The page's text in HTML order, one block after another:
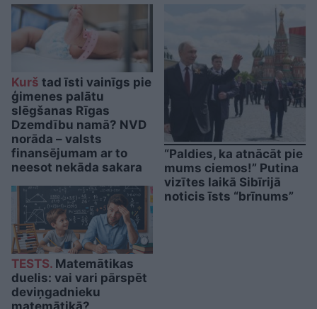
Kurš tad īsti vainīgs pie
ģimenes palātu
slēgšanas Rīgas
Dzemdību namā? NVD
norāda – valsts
finansējumam ar to
neesot nekāda sakara
TESTS. Matemātikas
duelis: vai vari pārspēt
deviņgadnieku
matemātikā?
“Paldies, ka atnācāt pie
mums ciemos!” Putina
vizītes laikā Sibīrijā
noticis īsts “brīnums”